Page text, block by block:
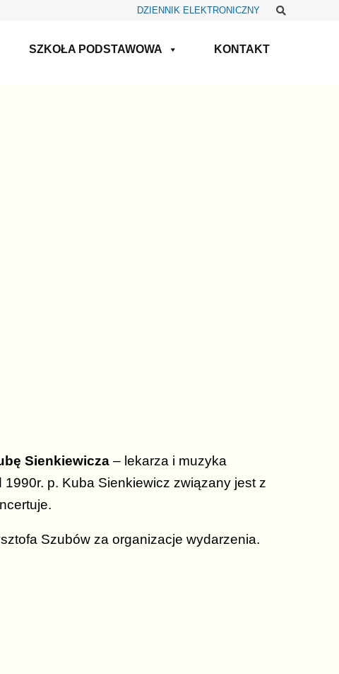
DZIENNIK ELEKTRONICZNY
SZKOŁA PODSTAWOWA KONTAKT
Sienkiewicza– lekarza i muzyka
p. Kuba Sienkiewicz związany jest z
Szubów za organizacje wydarzenia.